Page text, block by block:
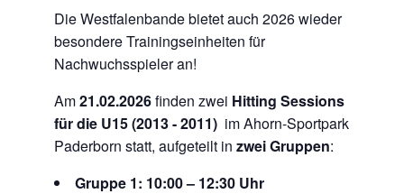
Die Westfalenbande bietet auch 2026 wieder
besondere Trainingseinheiten für
Nachwuchsspieler an!
Am21.02.2026finden zwei Hitting Sessions
für die U15 (2013 - 2011) im Ahorn-Sportpark
Paderborn statt, aufgeteilt in zwei Gruppen:
Gruppe 1: 10:00 – 12:30 Uhr